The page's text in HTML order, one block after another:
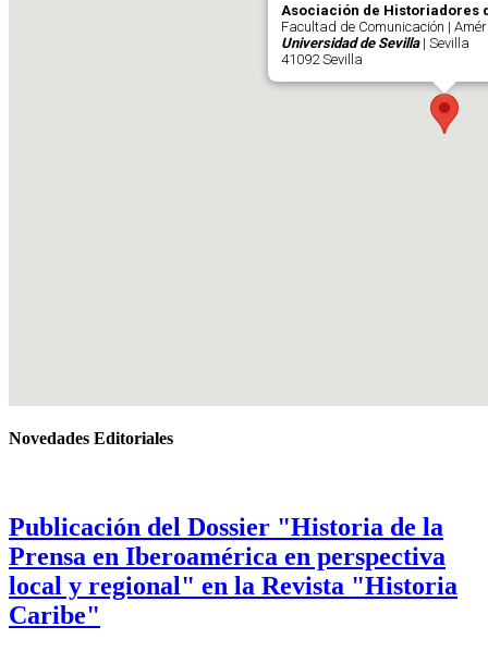
Asociación de Historiadores
Facultad de Comunicación |
Universidad de Sevilla| Sevilla
41092 Sevilla
Novedades Editoriales
Publicación del Dossier "Historia de la
Prensa en Iberoamérica en perspectiva
local y regional" en la Revista "Historia
Caribe"